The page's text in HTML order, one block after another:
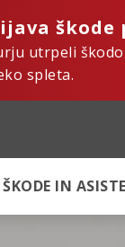
škode
utrpeli
spleta.
ŠKODE IN